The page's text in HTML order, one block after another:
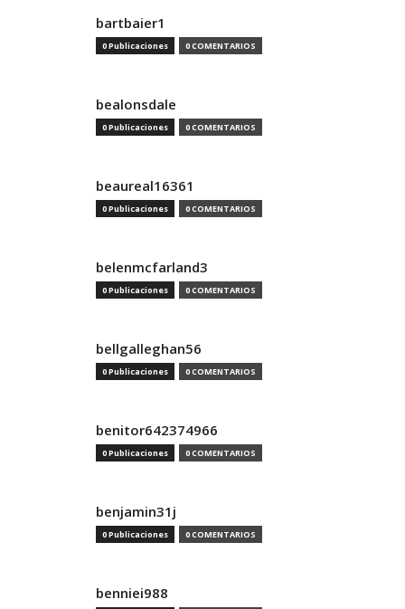
bartbaier1
0 Publicaciones 0 COMENTARIOS
bealonsdale
0 Publicaciones 0 COMENTARIOS
beaureal16361
0 Publicaciones 0 COMENTARIOS
belenmcfarland3
0 Publicaciones 0 COMENTARIOS
bellgalleghan56
0 Publicaciones 0 COMENTARIOS
benitor642374966
0 Publicaciones 0 COMENTARIOS
benjamin31j
0 Publicaciones 0 COMENTARIOS
benniei988